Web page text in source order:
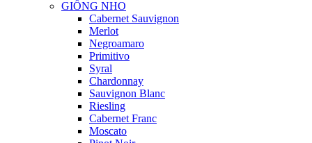
GIỐNG NHO
Cabernet Sauvignon
Merlot
Negroamaro
Primitivo
Syral
Chardonnay
Sauvignon Blanc
Riesling
Cabernet Franc
Moscato